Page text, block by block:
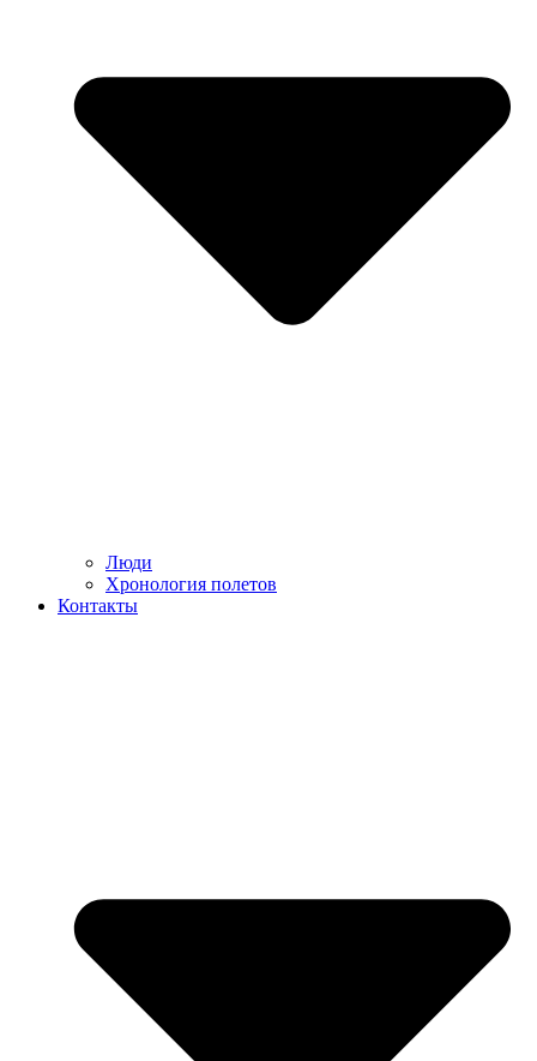
Люди
Хронология полетов
Контакты